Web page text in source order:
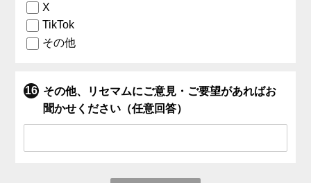
X
TikTok
その他
その他、リセマムにご意見・ご要望があればお
聞かせください（任意回答）